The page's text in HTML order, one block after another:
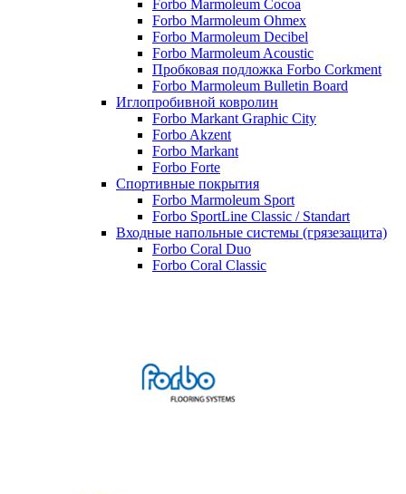
Forbo Marmoleum Cocoa
Forbo Marmoleum Ohmex
Forbo Marmoleum Decibel
Forbo Marmoleum Acoustic
Пробковая подложка Forbo Corkment
Forbo Marmoleum Bulletin Board
Иглопробивной ковролин
Forbo Markant Graphic City
Forbo Akzent
Forbo Markant
Forbo Forte
Спортивные покрытия
Forbo Marmoleum Sport
Forbo SportLine Classic / Standart
Входные напольные системы (грязезащита)
Forbo Coral Duo
Forbo Coral Classic